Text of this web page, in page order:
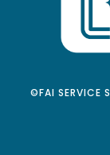
©FAI SERVICE